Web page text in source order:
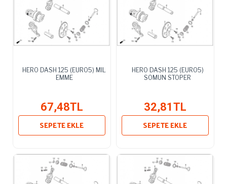
HERO DASH 125 (EURO5) MIL
EMME
67,48TL
SEPETE EKLE
HERO DASH 125 (EURO5)
SOMUN STOPER
32,81TL
SEPETE EKLE